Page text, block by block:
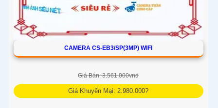
CAMERA CS-EB3/SP(3MP) WIFI
Giá Bán: 3.561.000vnd
Giá Khuyến Mại: 2.980.000?